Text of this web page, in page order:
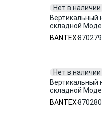
Нет в наличии
Вертикальный
складной
BANTEX870279
Нет в наличии
Вертикальный
складной
4680010109243
BANTEX870280